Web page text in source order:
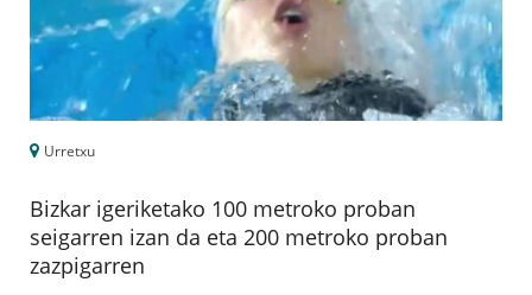
Urretxu
Bizkar igeriketako 100 metroko proban
seigarren izan da eta 200 metroko proban
zazpigarren